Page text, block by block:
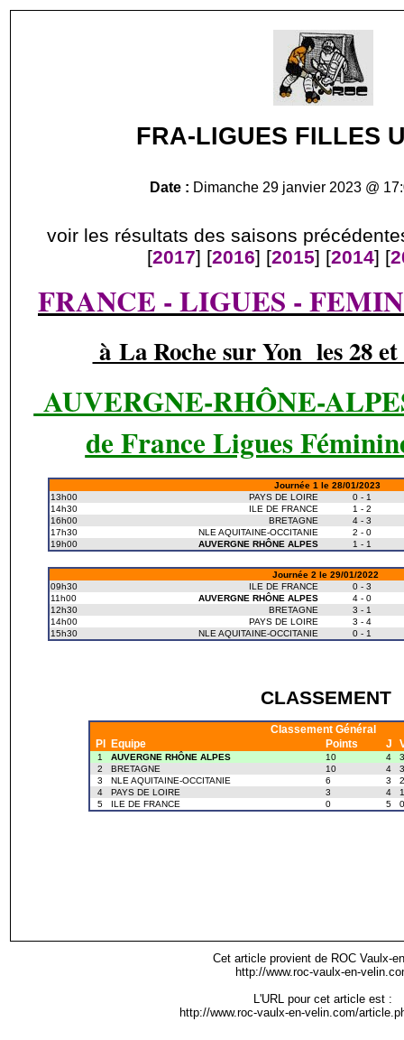
FRA-LIGUES FILLES
Date : Dimanche 29 janvier 2023 @
voir les résultats des saisons
[2017] [2016] [2015] [2014] [
FRANCE - LIGUES -
à La Roche sur Yon les 28
AUVERGNE-RHÔNE-
de France Ligues
Journée 1 le 28/01/2023
13h00
PAYS DE LOIRE 0 - 1
14h30
ILE DE FRANCE 1 - 2
16h00
BRETAGNE 4 - 3
17h30
NLE AQUITAINE-OCCITANIE 2 - 0
19h00
AUVERGNE RHÔNE ALPES 1 - 1
Journée 2 le 29/01/2022
09h30
ILE DE FRANCE 0 - 3
11h00
AUVERGNE RHÔNE ALPES 4 - 0
12h30
BRETAGNE 3 - 1
14h00
PAYS DE LOIRE 3 - 4
15h30
NLE AQUITAINE-OCCITANIE 0 - 1
CLASSEMENT
Classement Général
Pl
Equipe Points J
1 AUVERGNE RHÔNE ALPES 10 4
3
2
BRETAGNE 10 4
3
3
NLE AQUITAINE-OCCITANIE 6 3
2
4
PAYS DE LOIRE 3 4
1
5
ILE DE FRANCE 0 5 0
Cet article provient de ROC Vaulx-
http://www.roc-vaulx-en-
L'URL pour cet article est :
http://www.roc-vaulx-en-velin.com/